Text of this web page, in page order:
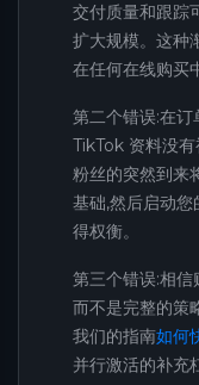
交付质量和跟踪
扩大规模。这种
在任何在线购买
第二个错误:在
TikTok 资料没
粉丝的突然到来
基础,然后启动您
得权衡。
第三个错误:相
而不是完整的策
我们的指南如何
并行激活的补充